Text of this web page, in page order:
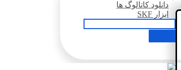
دانلود کاتالوگ ها
ابزار SKF